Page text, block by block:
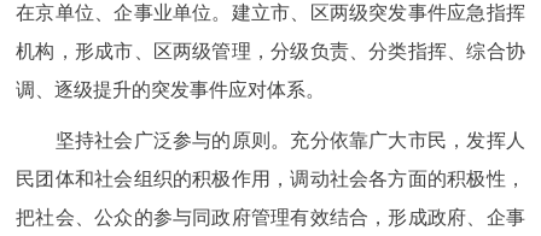
在京单位、企事业单位。建立市、区两级突发事件应急指挥
机构，形成市、区两级管理，分级负责、分类指挥、综合协
调、逐级提升的突发事件应对体系。
坚持社会广泛参与的原则。充分依靠广大市民，发挥人
民团体和社会组织的积极作用，调动社会各方面的积极性，
把社会、公众的参与同政府管理有效结合，形成政府、企事